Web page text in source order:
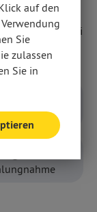
eines
vor Ort bei
auf den
Sie
zulassen
Sie in